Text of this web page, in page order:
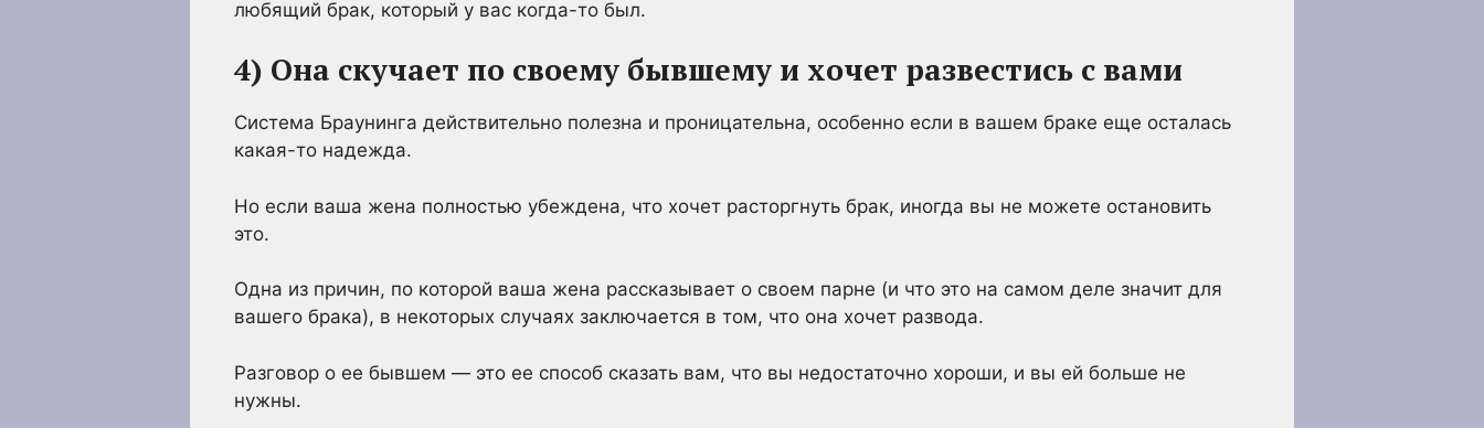
любящий брак, который у вас когда-то был.
4) Она скучает по своему бывшему и хочет развестись с вами
Система Браунинга действительно полезна и проницательна, особенно если в вашем браке еще осталась
какая-то надежда.
Но если ваша жена полностью убеждена, что хочет расторгнуть брак, иногда вы не можете остановить
это.
Одна из причин, по которой ваша жена рассказывает о своем парне (и что это на самом деле значит для
вашего брака), в некоторых случаях заключается в том, что она хочет развода.
Разговор о ее бывшем — это ее способ сказать вам, что вы недостаточно хороши, и вы ей больше не
нужны.